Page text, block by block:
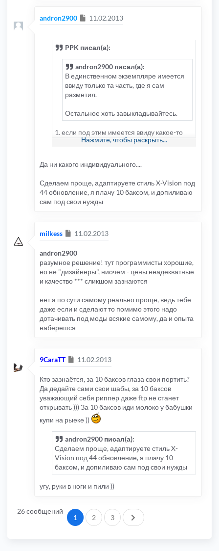
andron2900 Сообщение
11.02.2013
PPK писал(а):
andron2900 писал(а):
В единственном экземпляре имеется
ввиду только та часть, где я сам
разметил.
Остальное хоть завыкладывайтесь.
1. если под этим имеется ввиду какое-то
индивидуальное оформление стиля или
остальное ещё нет - это другое, я при
переделке стиля даже если уже есть
частично переделанный стиль, всё равно
беру чистый, часто легче сделать самому
всё и с нуля, чем проверять чужую работу и
сомневаюсь, что потом он выкладывает его
это сам разрешает), кто потом будет что-то
заказывать у такого человека?
Нажмите, чтобы раскрыть...
Да ни какого индивидуального....
Сделаем проще, адаптируете стиль X-Vision под
44 обновление, я плачу 10 баксом, и допиливаю
сам под свои нужды
milkess Сообщение
11.02.2013
andron2900
разумное решение! тут программисты хорошие,
но не "дизайнеры", ниочем - цены неадекватные
и качество *** сликшом зазнаются
нет а по сути самому реально проще, ведь тебе
даже если и сделают то помимо этого надо
дотачивать под моды всякие самому, да и опыта
наберешся
9CaraTT Сообщение
11.02.2013
Кто зазнаётся, за 10 баксов глаза свои портить?
Да дедайте сами свои шабы, за 10 баксов
уважающий себя риппер даже ftp не станет
открывать ))) За 10 баксов иди молоко у бабушки
купи на рыеке ))
andron2900 писал(а):
Сделаем проще, адаптируете стиль X-
Vision под 44 обновление, я плачу 10
баксом, и допиливаю сам под свои нужды
угу, руки в ноги и пили ))
26 сообщений
1 2 3 След.